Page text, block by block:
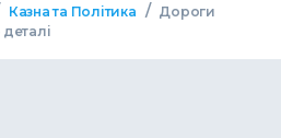
Казна та Політика / Дороги